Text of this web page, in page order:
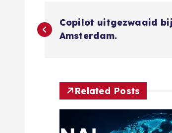
B
e
Copilot uitgezwaaid
Amsterdam.
Related Posts